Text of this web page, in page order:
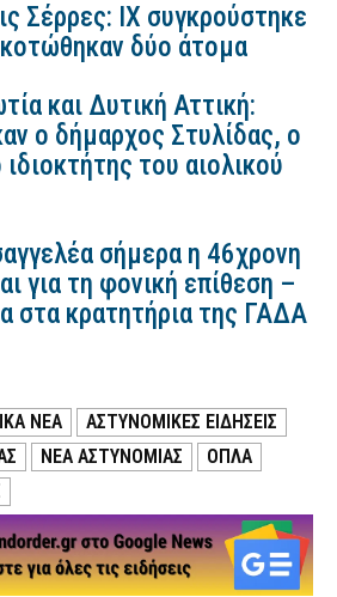
Σέρρες: ΙΧ συγκρούστηκε
δύο άτομα
και Δυτική Αττική:
ο δήμαρχος Στυλίδας, ο
του αιολικού
σήμερα η 46χρονη
για τη φονική επίθεση –
στα κρατητήρια της ΓΑΔΑ
ΝΕΑ
ΑΣΤΥΝΟΜΙΚΕΣ ΕΙΔΗΣΕΙΣ
ΝΕΑ ΑΣΤΥΝΟΜΙΑΣ
ΟΠΛΑ